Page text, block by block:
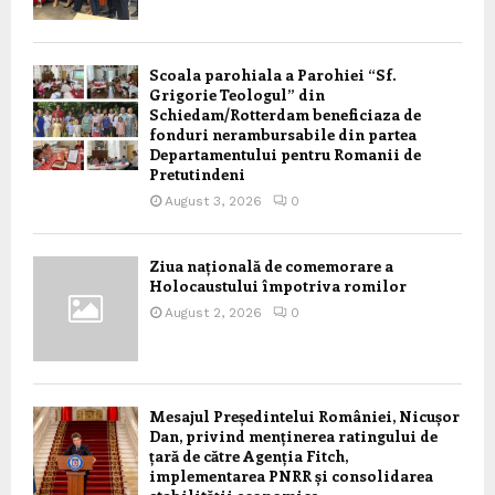
Scoala parohiala a Parohiei “Sf.
Grigorie Teologul” din
Schiedam/Rotterdam beneficiaza de
fonduri nerambursabile din partea
Departamentului pentru Romanii de
Pretutindeni
August 3, 2026 0
Ziua națională de comemorare a
Holocaustului împotriva romilor
August 2, 2026 0
Mesajul Președintelui României, Nicușor
Dan, privind menținerea ratingului de
țară de către Agenția Fitch,
implementarea PNRR și consolidarea